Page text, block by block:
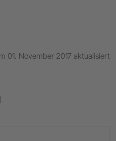
01. November 2017 aktualisiert